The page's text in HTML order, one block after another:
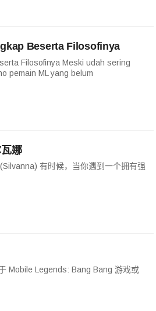
Beserta Filosofinya
Filosofinya Meski udah sering
pemain ML yang belum
娜
有时候，当你遇到一个拥有强
Mobile Legends: Bang Bang 游戏或